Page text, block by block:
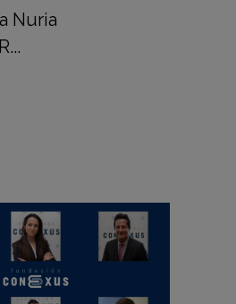
Nuria